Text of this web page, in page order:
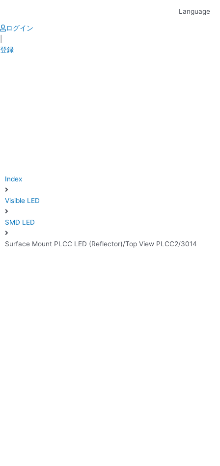
content
Language
ログイン
登録
Index
Visible LED
SMD LED
Surface Mount PLCC LED (Reflector)/Top View PLCC2/3014